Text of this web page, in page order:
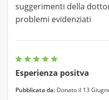
suggerimenti della
problemi evidenziati
Esperienza positva
Pubblicata da: Donato il 13